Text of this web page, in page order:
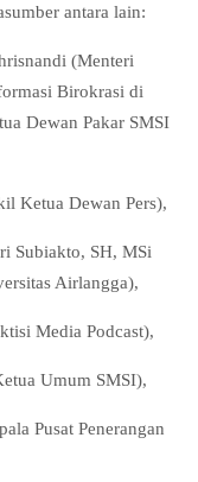
antara lain:
(Menteri
Birokrasi di
Dewan Pakar SMSI
Dewan Pers),
SH, MSi
Airlangga),
Podcast),
SMSI),
Penerangan